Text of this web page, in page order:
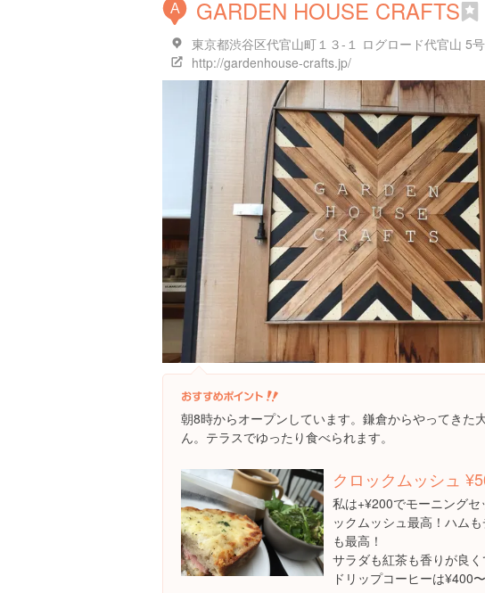
A GARDEN HOUSE CRAFTS
東京都渋谷区代官山町１３-１ ログロード代官山 5
http://gardenhouse-crafts.jp/
朝8時からオープンしています。鎌倉からやってきた
ん。テラスでゆったり食べられます。
クロックムッシュ
私は+¥200でモーニングセ
ックムッシュ最高！ハム
も最高！
サラダも紅茶も香りが良
ドリップコーヒーは¥400〜